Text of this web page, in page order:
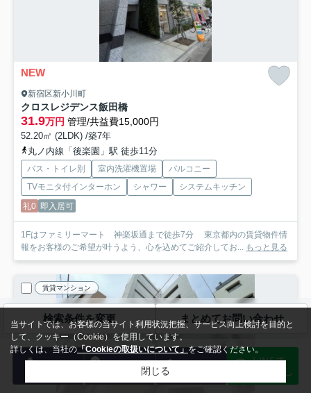
NEW
新宿区新小川町
クロスレジデンス飯田橋
31.9万円 管理/共益費15,000円
52.20㎡ (2LDK) /築7年
丸ノ内線「後楽園」駅 徒歩11分
バス・トイレ別 室内洗濯機置場
バルコニー
TVモニタ付インターホン
シャワー
システムキッチン
礼0 即入居可
1Fはファミリーマート 神楽坂通まで徒歩7分 東京都内の賃貸物件情
報をお客様のご希望が叶うよう、心を込めてご紹介してお...
もっと見る
賃貸マンション
検索条件を変更 まとめてお問い合わせ
電話 会員登録 メール
LINEで
物件探し
当サイトでは、お客様の当サイト利用状況把握、サービス向上検討を目的と
して、クッキー（Cookie）を使用しています。
詳しくは、当社の「Cookieの取扱いについて」をご確認ください。
閉じる